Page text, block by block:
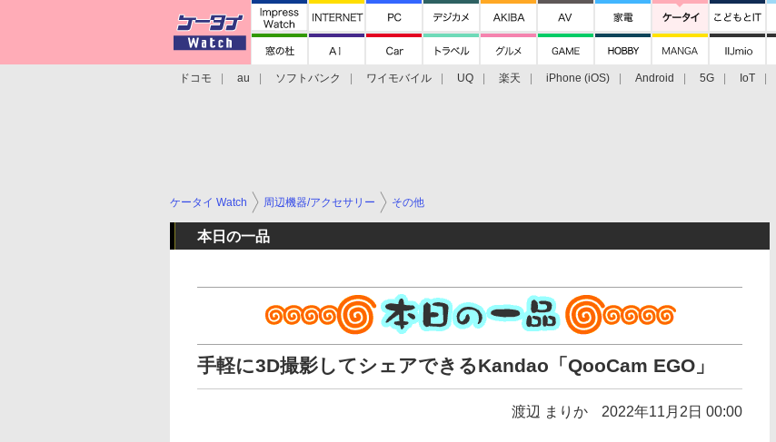
ドコモ au ソフトバンク ワイモバイル UQ 楽天 iPhone (iOS) Android 5G IoT
ケータイ Watch 周辺機器/アクセサリー その他
本日の一品
手軽に3D撮影してシェアできるKandao「QooCam EGO」
渡辺 まりか 2022年11月2日 00:00